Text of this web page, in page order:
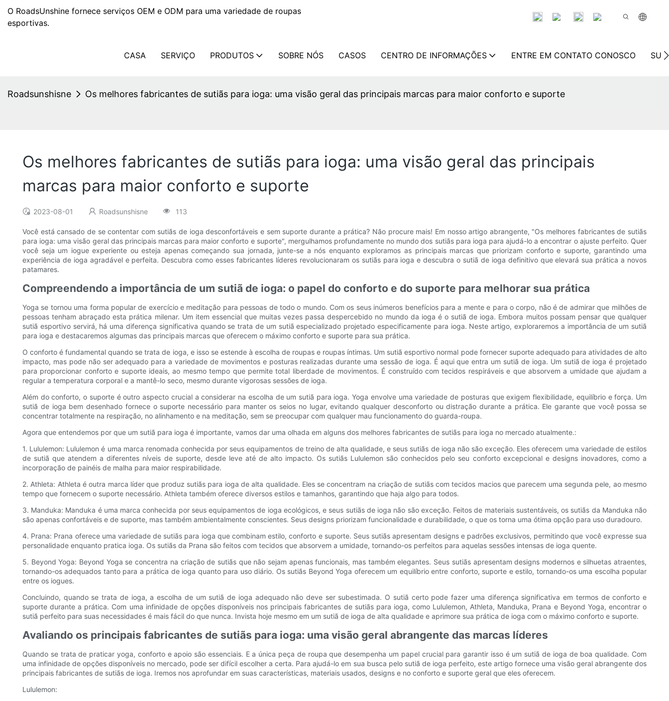
O RoadsUnshine fornece serviços OEM e ODM para uma variedade de roupas
esportivas.
CASA SERVIÇO PRODUTOS SOBRE NÓS CASOS CENTRO DE INFORMAÇÕES ENTRE EM CONTATO CONOSCO
Roadsunshisne Os melhores fabricantes de sutiãs para ioga: uma visão geral das principais marcas para maior conforto e suporte
Os melhores fabricantes de sutiãs para ioga: uma visão geral das principais
marcas para maior conforto e suporte
2023-08-01 Roadsunshisne 113
Você está cansado de se contentar com sutiãs de ioga desconfortáveis ​​e sem suporte durante a prática? Não procure mais! Em nosso artigo abrangente, "Os melhores fabricantes de sutiãs
para ioga: uma visão geral das principais marcas para maior conforto e suporte", mergulhamos profundamente no mundo dos sutiãs para ioga para ajudá-lo a encontrar o ajuste perfeito. Quer
você seja um iogue experiente ou esteja apenas começando sua jornada, junte-se a nós enquanto exploramos as principais marcas que priorizam conforto e suporte, garantindo uma
experiência de ioga agradável e perfeita. Descubra como esses fabricantes líderes revolucionaram os sutiãs para ioga e descubra o sutiã de ioga definitivo que elevará sua prática a novos
patamares.
Compreendendo a importância de um sutiã de ioga: o papel do conforto e do suporte para melhorar sua prática
Yoga se tornou uma forma popular de exercício e meditação para pessoas de todo o mundo. Com os seus inúmeros benefícios para a mente e para o corpo, não é de admirar que milhões de
pessoas tenham abraçado esta prática milenar. Um item essencial que muitas vezes passa despercebido no mundo da ioga é o sutiã de ioga. Embora muitos possam pensar que qualquer
sutiã esportivo servirá, há uma diferença significativa quando se trata de um sutiã especializado projetado especificamente para ioga. Neste artigo, exploraremos a importância de um sutiã
para ioga e destacaremos algumas das principais marcas que oferecem o máximo conforto e suporte para sua prática.
O conforto é fundamental quando se trata de ioga, e isso se estende à escolha de roupas e roupas íntimas. Um sutiã esportivo normal pode fornecer suporte adequado para atividades de alto
impacto, mas pode não ser adequado para a variedade de movimentos e posturas realizadas durante uma sessão de ioga. É aqui que entra um sutiã de ioga. Um sutiã de ioga é projetado
para proporcionar conforto e suporte ideais, ao mesmo tempo que permite total liberdade de movimentos. É construído com tecidos respiráveis ​​e que absorvem a umidade que ajudam a
regular a temperatura corporal e a mantê-lo seco, mesmo durante vigorosas sessões de ioga.
Além do conforto, o suporte é outro aspecto crucial a considerar na escolha de um sutiã para ioga. Yoga envolve uma variedade de posturas que exigem flexibilidade, equilíbrio e força. Um
sutiã de ioga bem desenhado fornece o suporte necessário para manter os seios no lugar, evitando qualquer desconforto ou distração durante a prática. Ele garante que você possa se
concentrar totalmente na respiração, no alinhamento e na meditação, sem se preocupar com qualquer mau funcionamento do guarda-roupa.
Agora que entendemos por que um sutiã para ioga é importante, vamos dar uma olhada em alguns dos melhores fabricantes de sutiãs para ioga no mercado atualmente.:
1. Lululemon: Lululemon é uma marca renomada conhecida por seus equipamentos de treino de alta qualidade, e seus sutiãs de ioga não são exceção. Eles oferecem uma variedade de estilos
de sutiã que atendem a diferentes níveis de suporte, desde leve até de alto impacto. Os sutiãs Lululemon são conhecidos pelo seu conforto excepcional e designs inovadores, como a
incorporação de painéis de malha para maior respirabilidade.
2. Athleta: Athleta é outra marca líder que produz sutiãs para ioga de alta qualidade. Eles se concentram na criação de sutiãs com tecidos macios que parecem uma segunda pele, ao mesmo
tempo que fornecem o suporte necessário. Athleta também oferece diversos estilos e tamanhos, garantindo que haja algo para todos.
3. Manduka: Manduka é uma marca conhecida por seus equipamentos de ioga ecológicos, e seus sutiãs de ioga não são exceção. Feitos de materiais sustentáveis, os sutiãs da Manduka não
são apenas confortáveis ​​e de suporte, mas também ambientalmente conscientes. Seus designs priorizam funcionalidade e durabilidade, o que os torna uma ótima opção para uso duradouro.
4. Prana: Prana oferece uma variedade de sutiãs para ioga que combinam estilo, conforto e suporte. Seus sutiãs apresentam designs e padrões exclusivos, permitindo que você expresse sua
personalidade enquanto pratica ioga. Os sutiãs da Prana são feitos com tecidos que absorvem a umidade, tornando-os perfeitos para aquelas sessões intensas de ioga quente.
5. Beyond Yoga: Beyond Yoga se concentra na criação de sutiãs que não sejam apenas funcionais, mas também elegantes. Seus sutiãs apresentam designs modernos e silhuetas atraentes,
tornando-os adequados tanto para a prática de ioga quanto para uso diário. Os sutiãs Beyond Yoga oferecem um equilíbrio entre conforto, suporte e estilo, tornando-os uma escolha popular
entre os iogues.
Concluindo, quando se trata de ioga, a escolha de um sutiã de ioga adequado não deve ser subestimada. O sutiã certo pode fazer uma diferença significativa em termos de conforto e
suporte durante a prática. Com uma infinidade de opções disponíveis nos principais fabricantes de sutiãs para ioga, como Lululemon, Athleta, Manduka, Prana e Beyond Yoga, encontrar o
sutiã perfeito para suas necessidades é mais fácil do que nunca. Invista hoje mesmo em um sutiã de ioga de alta qualidade e aprimore sua prática de ioga com o máximo conforto e suporte.
Avaliando os principais fabricantes de sutiãs para ioga: uma visão geral abrangente das marcas líderes
Quando se trata de praticar yoga, conforto e apoio são essenciais. E a única peça de roupa que desempenha um papel crucial para garantir isso é um sutiã de ioga de boa qualidade. Com
uma infinidade de opções disponíveis no mercado, pode ser difícil escolher a certa. Para ajudá-lo em sua busca pelo sutiã de ioga perfeito, este artigo fornece uma visão geral abrangente dos
principais fabricantes de sutiãs de ioga. Iremos nos aprofundar em suas características, materiais usados, designs e no conforto e suporte geral que eles oferecem.
Lululemon: